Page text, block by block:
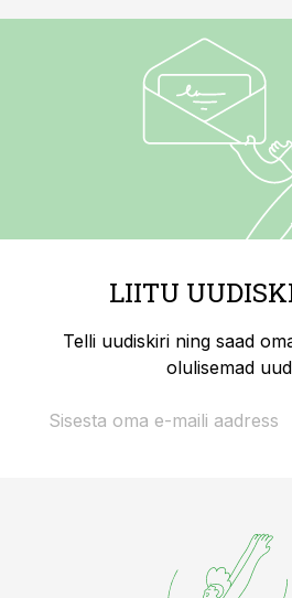
LIITU
Telli uudiskiri ning saad
olulisemad